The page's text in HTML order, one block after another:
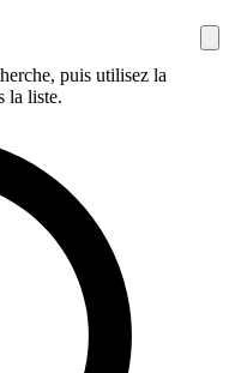
puis utilisez la
la liste.